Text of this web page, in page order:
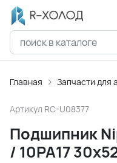
Главная Запчасти для
Артикул RC-U08377
Подшипник
/ 10PA17